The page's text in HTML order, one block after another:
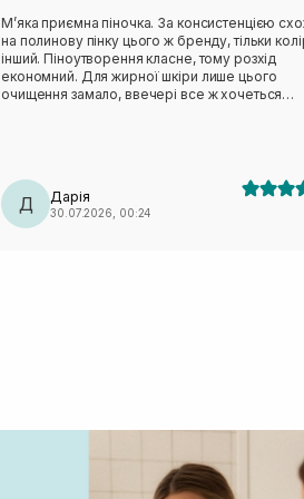
Мʼяка приємна піночка. За консистенцією
на полинову пінку цього ж бренду, тільки
інший. Піноутворення класне, тому розхід
економний. Для жирної шкіри лише цього
очищення замало, ввечері все ж хочеться
Д Дарія
30.07.2026, 00:24